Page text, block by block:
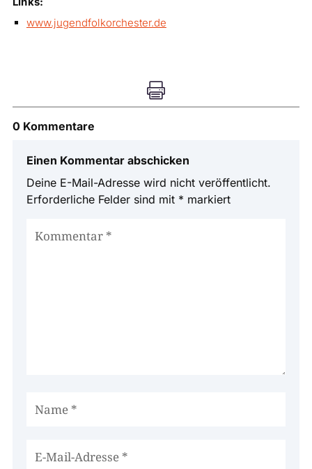
www.jugendfolkorchester.de

0 Kommentare
Einen Kommentar abschicken
Deine E-Mail-Adresse wird nicht veröffentlicht.
Erforderliche Felder sind mit * markiert